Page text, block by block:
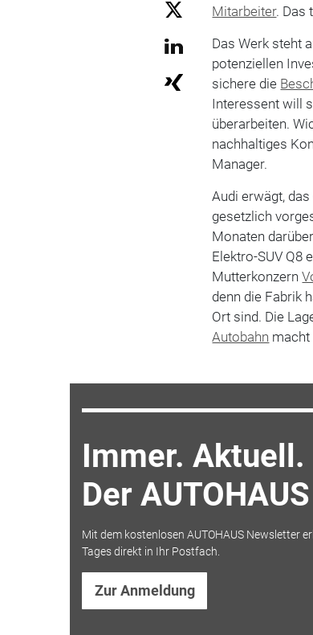
Mitarbeiter. Das
Das Werk steht
potenziellen
sichere die
Interessent will
überarbeiten.
nachhaltiges
Manager.
Audi erwägt,
gesetzlich
Monaten
Elektro-SUV Q8
Mutterkonzern
denn die Fabrik
Ort sind. Die
Autobahn macht
Immer.
Der
Mit dem kostenlosen AUTOHAUS Newsletter
Tages direkt in Ihr Postfach.
Zur Anmeldung